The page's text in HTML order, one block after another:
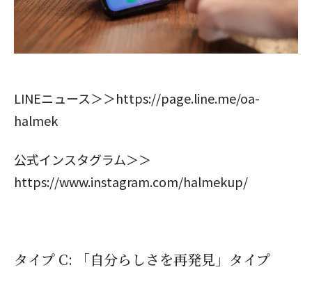
LINEニュース＞＞https://page.line.me/oa-
halmek
公式インスタグラム＞＞
https://www.instagram.com/halmekup/
タイプ C: 「自分らしさを再発見」タイプ